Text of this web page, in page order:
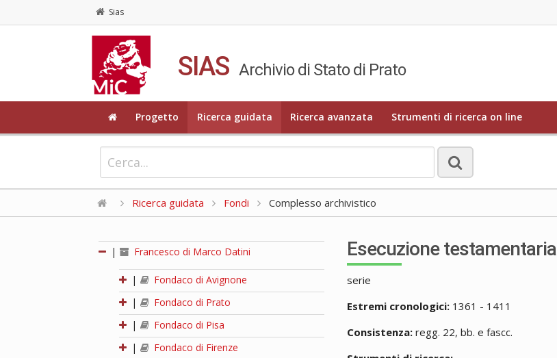
Sias
SIAS Archivio di Stato di Prato
Progetto Ricerca guidata Ricerca avanzata Strumenti di ricerca on line
Ricerca guidata Fondi Complesso archivistico
| Francesco di Marco Datini
|
Fondaco di Avignone
|
Fondaco di Prato
|
Fondaco di Pisa
|
Fondaco di Firenze
Esecuzione testamentaria
serie
Estremi cronologici: 1361 - 1411
Consistenza: regg. 22, bb. e fascc.